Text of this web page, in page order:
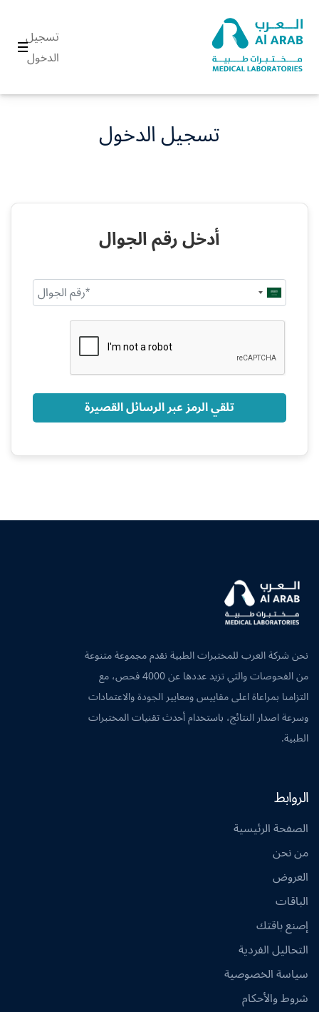
تسجيل
الدخول
تسجيل الدخول
أدخل رقم الجوال
Saudi
Arabia
تلقي الرمز عبر الرسائل القصيرة
نحن شركة العرب للمختبرات الطبية نقدم مجموعة متنوعة
من الفحوصات والتي تزيد عددها عن 4000 فحص، مع
التزامنا بمراعاة اعلى مقاييس ومعايير الجودة والاعتمادات
وسرعة اصدار النتائج، باستخدام أحدث تقنيات المختبرات
الطبية.
الروابط
الصفحة الرئيسية
من نحن
العروض
الباقات
إصنع باقتك
التحاليل الفردية
سياسة الخصوصية
شروط والأحكام